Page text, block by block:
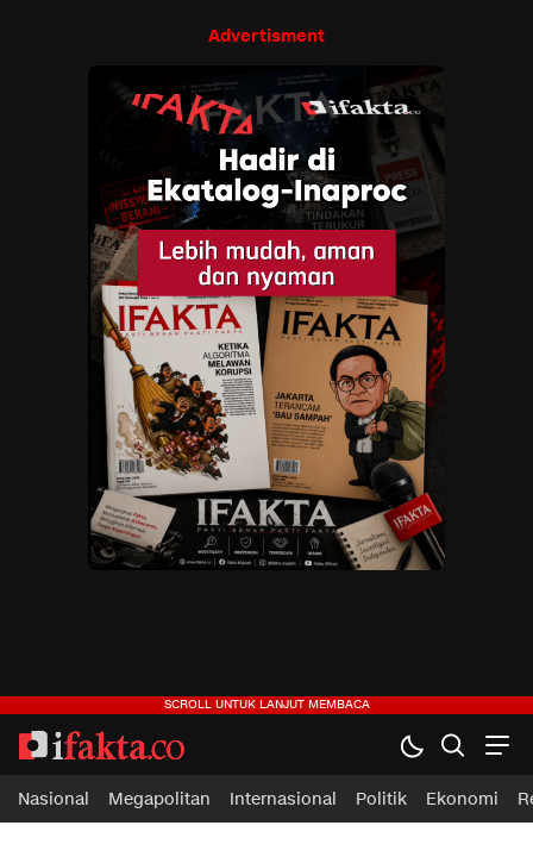
Advertisment
ifakta.co
#pastibenar
Nasional Megapolitan Internasional Politik Ekonomi